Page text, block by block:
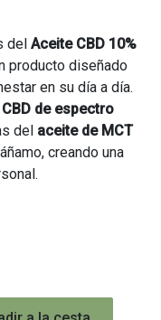
del Aceite CBD 10%
producto diseñado
en su día a día.
CBD de espectro
del aceite de MCT
creando una